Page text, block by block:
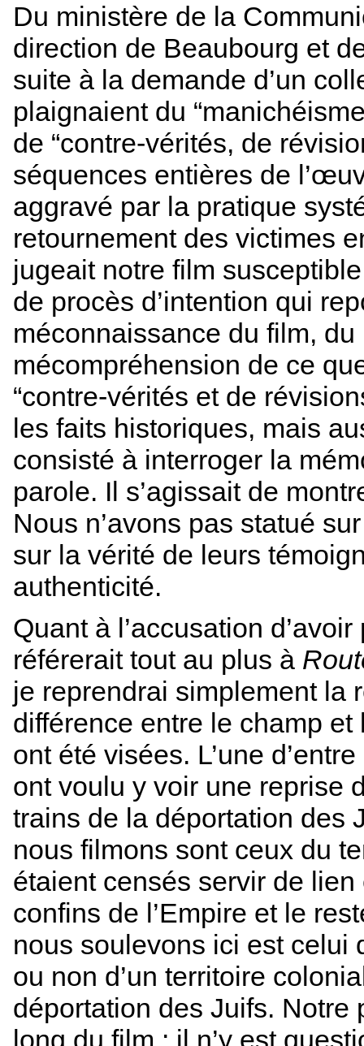
Du ministère de la
direction de Beaubourg et
suite à la demande d’un
plaignaient du
de “contre-vérités, de
séquences entières de
aggravé par la pratique
retournement des victimes
jugeait notre film
de procès d’intention qui
méconnaissance du film,
mécompréhension de ce
“contre-vérités et de
les faits historiques, mais
consisté à interroger la
parole. Il s’agissait de
Nous n’avons pas statué
sur la vérité de leurs
authenticité.
Quant à l’accusation
référerait tout au plus à
je reprendrai simplement la
différence entre le champ
ont été visées. L’une
ont voulu y voir une reprise
trains de la déportation des
nous filmons sont ceux du
étaient censés servir de
confins de l’Empire et le
nous soulevons ici est celui
ou non d’un territoire
déportation des Juifs. Notre
long du film : il n’y est